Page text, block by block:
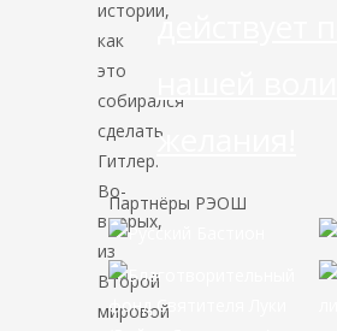
истории,
как
это
собирался
сделать
Гитлер.
Во-
вторых,
из
Второй
мировой
действует
желания!
Партнёры РЭОШ